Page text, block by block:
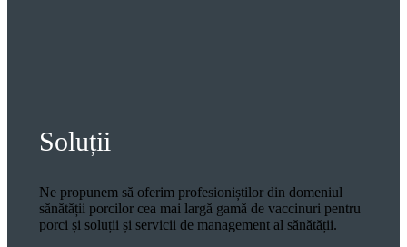
Soluții
Ne propunem să oferim profesioniștilor din domeniul
sănătății porcilor cea mai largă gamă de vaccinuri pentru
porci și soluții și servicii de management al sănătății.